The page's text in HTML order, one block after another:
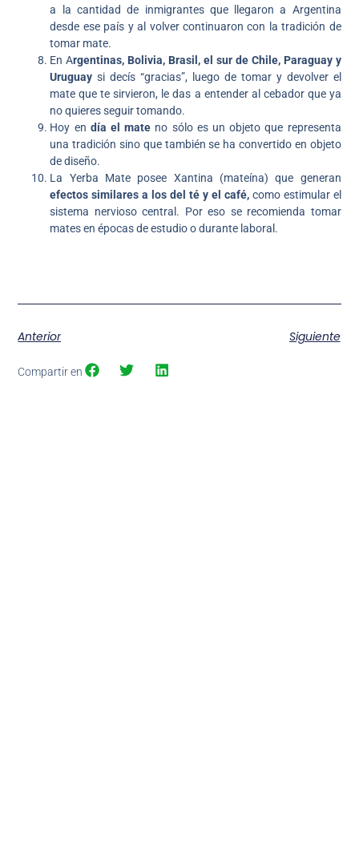
a la cantidad de inmigrantes que llegaron a Argentina
desde ese país y al volver continuaron con la tradición de
tomar mate.
En Argentinas, Bolivia, Brasil, el sur de Chile, Paraguay y
Uruguay si decís “gracias”, luego de tomar y devolver el
mate que te sirvieron, le das a entender al cebador que ya
no quieres seguir tomando.
Hoy en día el mate no sólo es un objeto que representa
una tradición sino que también se ha convertido en objeto
de diseño.
La Yerba Mate posee Xantina (mateína) que generan
efectos similares a los del té y el café,como estimular el
sistema nervioso central. Por eso se recomienda tomar
mates en épocas de estudio o durante laboral.
Anterior Siguiente
Compartir en